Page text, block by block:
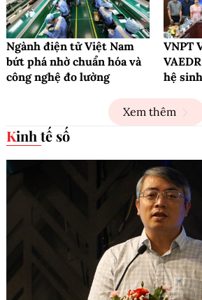
Ngành điện tử Việt Nam
bứt phá nhờ chuẩn hóa và
công nghệ đo lường
VNPT
hệ
Xem thêm
Kinh tế số